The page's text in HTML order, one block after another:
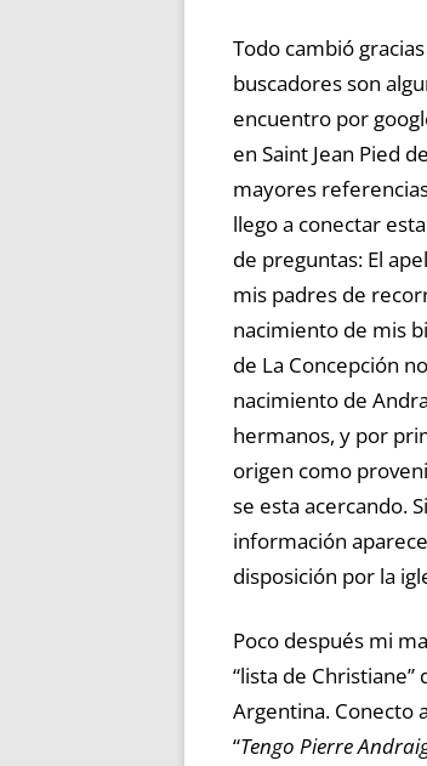
Todo cambió
buscadores son
encuentro por
en Saint Jean Pied
mayores
llego a conectar
de preguntas: El
mis padres de
nacimiento de mis
de La Concepción
nacimiento de
hermanos, y por
origen como
se esta acercando.
información
disposición por la
Poco después mi
“lista de
Argentina. Conecto
“Tengo Pierre